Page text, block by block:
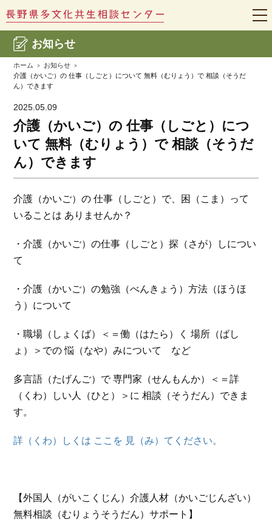
t
l
お知らせ
ホーム
お知らせ
介護（かいご）の 仕事（しごと）について 無料（むりょう）で 相談（そうだ
ん）できます
2025.05.09
介護（かいご）の 仕事（しごと）につ
いて 無料（むりょう）で 相談（そうだ
ん）できます
介護（かいご）の 仕事（しごと）で、困（こま）って
いることは ありませんか？
・介護（かいご）の仕事（しごと）探（さが）しについ
て
・介護（かいご）の勉強（べんきょう）方法（ほうほ
う）について
・職場（しょくば）＜＝働（はたら）く 場所（ばし
ょ）＞での 悩（なや）みについて など
多言語（たげんご）で 専門家（せんもんか）＜＝詳
（くわ）しい人（ひと）＞に 相談（そうだん）できま
す。
詳（くわ）しくは ここを 見（み）てください。
【外国人（がいこくじん）介護人材（かいごじんざい）
無料相談（むりょうそうだん）サポート】